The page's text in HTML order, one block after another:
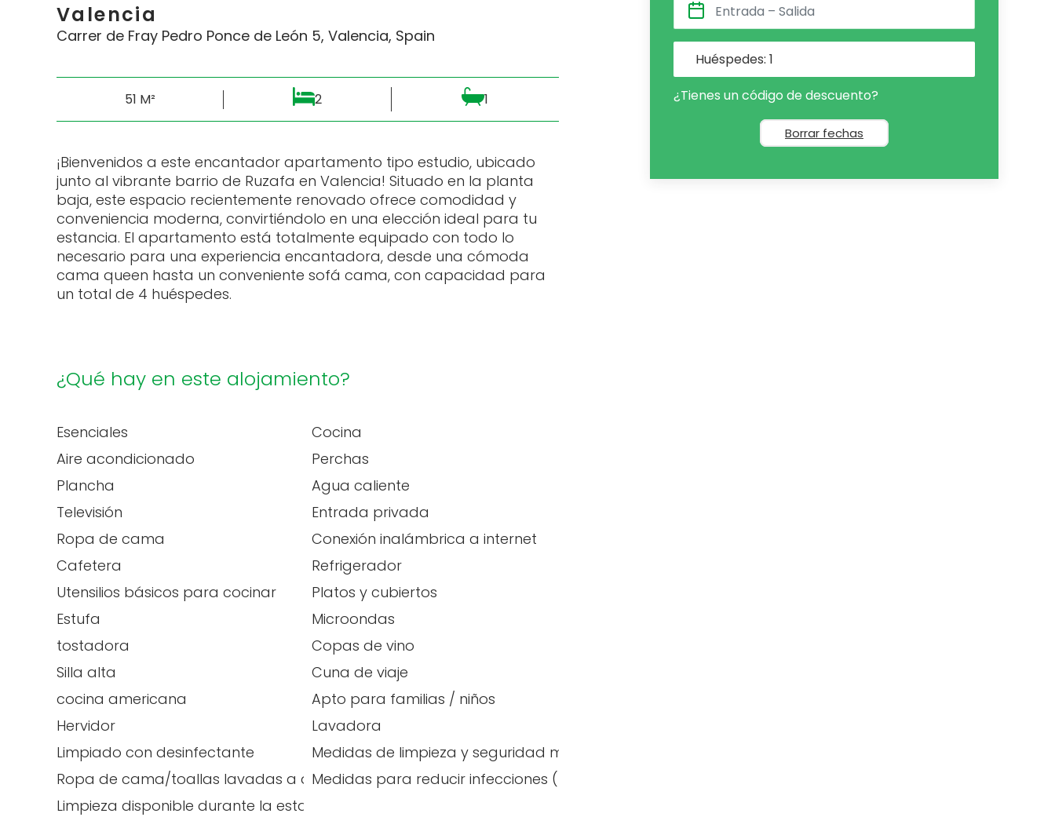
Valencia
Carrer de Fray Pedro Ponce de León 5, Valencia, Spain
51 M² 2 1
¡Bienvenidos a este encantador apartamento tipo estudio, ubicado
junto al vibrante barrio de Ruzafa en Valencia! Situado en la planta
baja, este espacio recientemente renovado ofrece comodidad y
conveniencia moderna, convirtiéndolo en una elección ideal para tu
estancia. El apartamento está totalmente equipado con todo lo
necesario para una experiencia encantadora, desde una cómoda
cama queen hasta un conveniente sofá cama, con capacidad para
un total de 4 huéspedes.
¿Qué hay en este alojamiento?
Esenciales
Cocina
Aire acondicionado
Perchas
Plancha
Agua caliente
Televisión
Entrada privada
Ropa de cama
Conexión inalámbrica a internet
Cafetera
Refrigerador
Utensilios básicos para cocinar
Platos y cubiertos
Estufa
Microondas
tostadora
Copas de vino
Silla alta
Cuna de viaje
cocina americana
Apto para familias / niños
Hervidor
Lavadora
Limpiado con desinfectante
Medidas de limpieza y seguridad mejoradas
Ropa de cama/toallas lavadas a alta temperaturaMedidas para reducir infecciones (España)
Limpieza disponible durante la estancia
Huéspedes: 1
¿Tienes un código de descuento?
Borrar fechas